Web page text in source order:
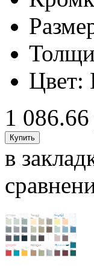
Цвет:
1 086.66
в